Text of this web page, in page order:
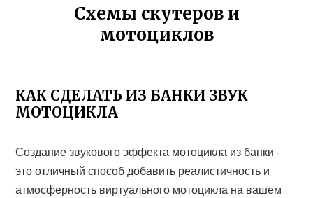
Схемы скутеров и
мотоциклов
КАК СДЕЛАТЬ ИЗ БАНКИ ЗВУК
МОТОЦИКЛА
Создание звукового эффекта мотоцикла из банки -
это отличный способ добавить реалистичность и
атмосферность виртуального мотоцикла на вашем